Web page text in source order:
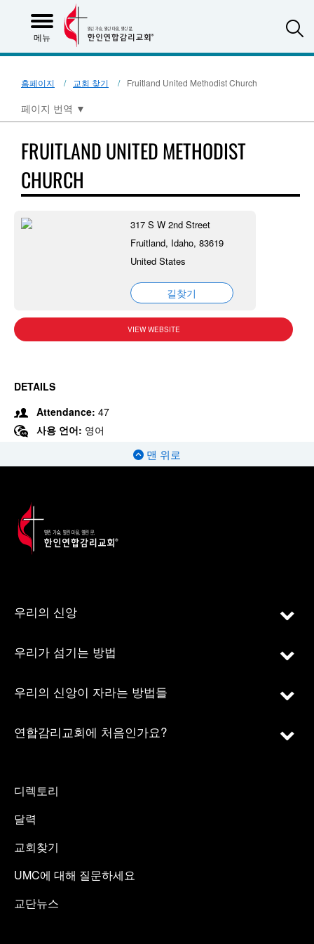
메뉴
홈페이지 교회 찾기 Fruitland United Methodist Church
페이지 번역 ▼
FRUITLAND UNITED METHODIST
CHURCH
317 S W 2nd Street
Fruitland, Idaho, 83619
United States
길찾기
VIEW WEBSITE
DETAILS
Attendance: 47
사용 언어: 영어
맨 위로
우리의 신앙
우리가 섬기는 방법
우리의 신앙이 자라는 방법들
연합감리교회에 처음인가요?
디렉토리
달력
교회찾기
UMC에 대해 질문하세요
교단뉴스